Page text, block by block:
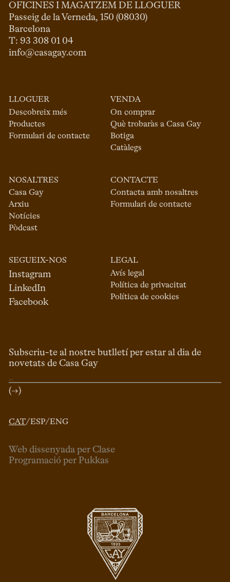
OFICINES I MAGATZEM DE LLOGUER
Passeig de la Verneda, 150 (08030)
Barcelona
info@casagay.com
LLOGUER
Descobreix més
Productes
Formulari de contacte
VENDA
On comprar
Què trobaràs a Casa Gay
Botiga
Catàlegs
NOSALTRES
Casa Gay
Arxiu
Notícies
Pòdcast
CONTACTE
Contacta amb nosaltres
Formulari de contacte
SEGUEIX-NOS
Instagram
LinkedIn
Facebook
LEGAL
Avís legal
Política de privacitat
Política de cookies
CAT/ESP/ENG
Subscriu-te al nostre butlletí per estar al dia de
novetats de Casa Gay
(→)
Web dissenyada per Clase
Programació per Pukkas